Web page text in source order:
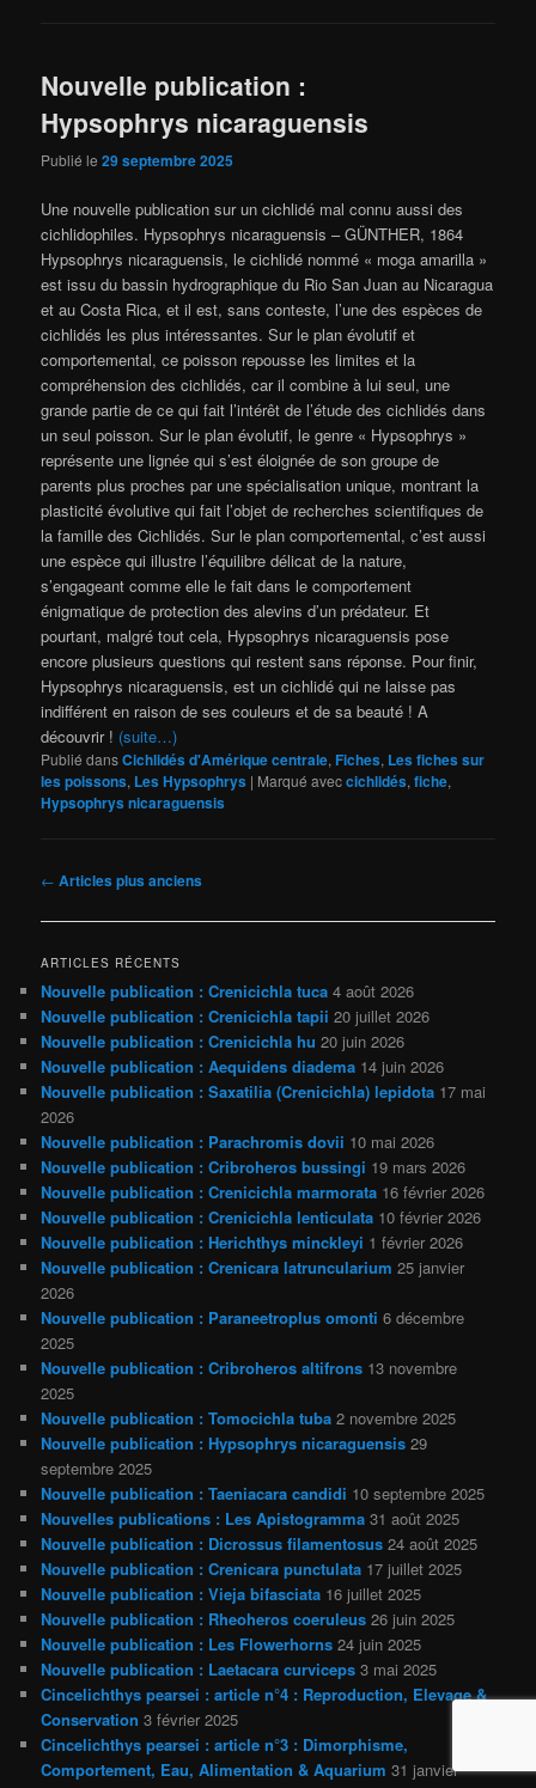
Nouvelle publication :
Hypsophrys nicaraguensis
Publié le29 septembre 2025
Une nouvelle publication sur un cichlidé mal connu aussi des
cichlidophiles. Hypsophrys nicaraguensis – GÜNTHER, 1864
Hypsophrys nicaraguensis, le cichlidé nommé « moga amarilla »
est issu du bassin hydrographique du Rio San Juan au Nicaragua
et au Costa Rica, et il est, sans conteste, l’une des espèces de
cichlidés les plus intéressantes. Sur le plan évolutif et
comportemental, ce poisson repousse les limites et la
compréhension des cichlidés, car il combine à lui seul, une
grande partie de ce qui fait l’intérêt de l’étude des cichlidés dans
un seul poisson. Sur le plan évolutif, le genre « Hypsophrys »
représente une lignée qui s’est éloignée de son groupe de
parents plus proches par une spécialisation unique, montrant la
plasticité évolutive qui fait l’objet de recherches scientifiques de
la famille des Cichlidés. Sur le plan comportemental, c’est aussi
une espèce qui illustre l’équilibre délicat de la nature,
s’engageant comme elle le fait dans le comportement
énigmatique de protection des alevins d’un prédateur. Et
pourtant, malgré tout cela, Hypsophrys nicaraguensis pose
encore plusieurs questions qui restent sans réponse. Pour finir,
Hypsophrys nicaraguensis, est un cichlidé qui ne laisse pas
indifférent en raison de ses couleurs et de sa beauté ! A
découvrir ! (suite…)
Publié dansCichlidés d'Amérique centrale,Fiches, Les fiches sur
les poissons, Les Hypsophrys | Marqué aveccichlidés,fiche,
Hypsophrys nicaraguensis
Navigation
articles
← Articles plus anciens
ARTICLES RÉCENTS
Nouvelle publication : Crenicichla tuca 4 août 2026
Nouvelle publication : Crenicichla tapii 20 juillet 2026
Nouvelle publication : Crenicichla hu 20 juin 2026
Nouvelle publication : Aequidens diadema 14 juin 2026
Nouvelle publication : Saxatilia (Crenicichla) lepidota 17 mai
2026
Nouvelle publication : Parachromis dovii 10 mai 2026
Nouvelle publication : Cribroheros bussingi 19 mars 2026
Nouvelle publication : Crenicichla marmorata 16 février 2026
Nouvelle publication : Crenicichla lenticulata 10 février 2026
Nouvelle publication : Herichthys minckleyi 1 février 2026
Nouvelle publication : Crenicara latruncularium 25 janvier
2026
Nouvelle publication : Paraneetroplus omonti 6 décembre
2025
Nouvelle publication : Cribroheros altifrons 13 novembre
2025
Nouvelle publication : Tomocichla tuba 2 novembre 2025
Nouvelle publication : Hypsophrys nicaraguensis 29
septembre 2025
Nouvelle publication : Taeniacara candidi 10 septembre 2025
Nouvelles publications : Les Apistogramma 31 août 2025
Nouvelle publication : Dicrossus filamentosus 24 août 2025
Nouvelle publication : Crenicara punctulata 17 juillet 2025
Nouvelle publication : Vieja bifasciata 16 juillet 2025
Nouvelle publication : Rheoheros coeruleus 26 juin 2025
Nouvelle publication : Les Flowerhorns 24 juin 2025
Nouvelle publication : Laetacara curviceps 3 mai 2025
Cincelichthys pearsei : article n°4 : Reproduction, Elevage &
Conservation 3 février 2025
Cincelichthys pearsei : article n°3 : Dimorphisme,
Comportement, Eau, Alimentation & Aquarium 31 janvier